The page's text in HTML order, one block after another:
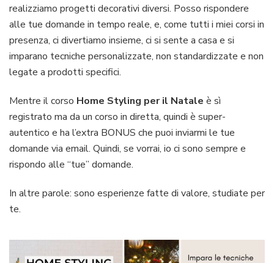
realizziamo progetti decorativi diversi. Posso rispondere
alle tue domande in tempo reale, e, come tutti i miei corsi in
presenza, ci divertiamo insieme, ci si sente a casa e si
imparano tecniche personalizzate, non standardizzate e non
legate a prodotti specifici.
Mentre il corso Home Styling per il Natale è sì
registrato ma da un corso in diretta, quindi è super-
autentico e ha l’extra BONUS che puoi inviarmi le tue
domande via email. Quindi, se vorrai, io ci sono sempre e
rispondo alle “tue” domande.
In altre parole: sono esperienze fatte di valore, studiate per
te.